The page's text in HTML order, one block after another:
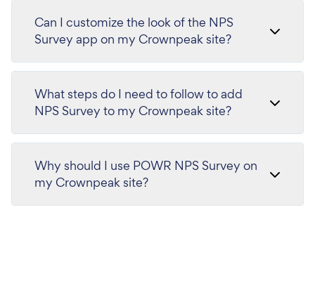
Can I customize the look of the NPS
Survey app on my Crownpeak site?
What steps do I need to follow to add
NPS Survey to my Crownpeak site?
Why should I use POWR NPS Survey on
my Crownpeak site?